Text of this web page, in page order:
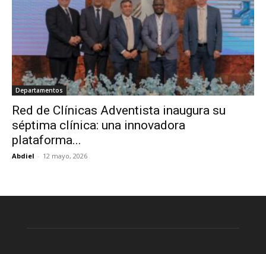
Departamentos
Red de Clínicas Adventista inaugura su
séptima clínica: una innovadora
plataforma...
Abdiel - 12 mayo, 2026